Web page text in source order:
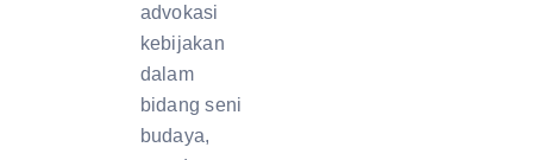
advokasi
kebijakan
dalam
bidang seni
budaya,